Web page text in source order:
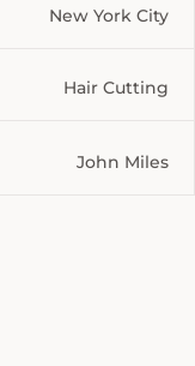
New York City
Hair Cutting
John Miles